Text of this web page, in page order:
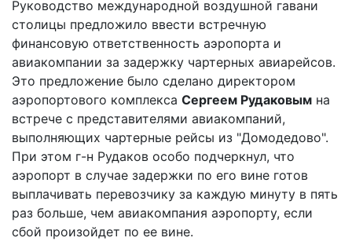
Руководство международной воздушной гавани
столицы предложило ввести встречную
финансовую ответственность аэропорта и
авиакомпании за задержку чартерных авиарейсов.
Это предложение было сделано директором
аэропортового комплекса Сергеем Рудаковым на
встрече с представителями авиакомпаний,
выполняющих чартерные рейсы из "Домодедово".
При этом г-н Рудаков особо подчеркнул, что
аэропорт в случае задержки по его вине готов
выплачивать перевозчику за каждую минуту в пять
раз больше, чем авиакомпания аэропорту, если
сбой произойдет по ее вине.